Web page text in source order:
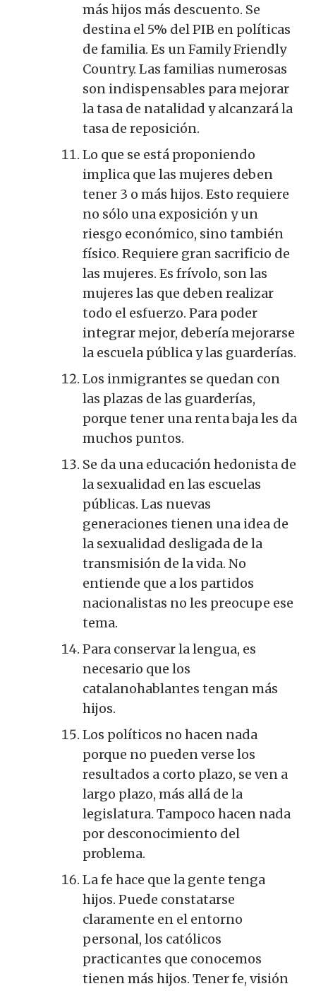
más hijos más descuento. Se
destina el 5% del PIB en políticas
de familia. Es un Family Friendly
Country. Las familias numerosas
son indispensables para mejorar
la tasa de natalidad y alcanzará la
tasa de reposición.
Lo que se está proponiendo
implica que las mujeres deben
tener 3 o más hijos. Esto requiere
no sólo una exposición y un
riesgo económico, sino también
físico. Requiere gran sacrificio de
las mujeres. Es frívolo, son las
mujeres las que deben realizar
todo el esfuerzo. Para poder
integrar mejor, debería mejorarse
la escuela pública y las guarderías.
Los inmigrantes se quedan con
las plazas de las guarderías,
porque tener una renta baja les da
muchos puntos.
Se da una educación hedonista de
la sexualidad en las escuelas
públicas. Las nuevas
generaciones tienen una idea de
la sexualidad desligada de la
transmisión de la vida. No
entiende que a los partidos
nacionalistas no les preocupe ese
tema.
Para conservar la lengua, es
necesario que los
catalanohablantes tengan más
hijos.
Los políticos no hacen nada
porque no pueden verse los
resultados a corto plazo, se ven a
largo plazo, más allá de la
legislatura. Tampoco hacen nada
por desconocimiento del
problema.
La fe hace que la gente tenga
hijos. Puede constatarse
claramente en el entorno
personal, los católicos
practicantes que conocemos
tienen más hijos. Tener fe, visión